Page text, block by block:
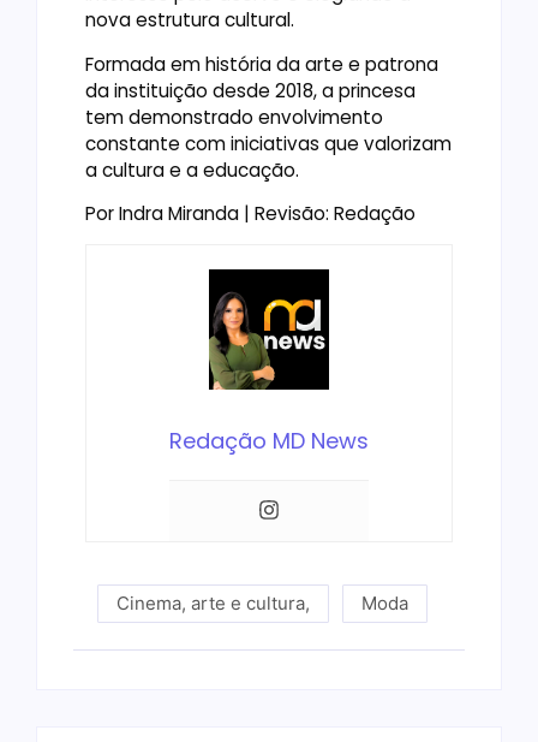
nova estrutura cultural.
Formada em história da arte e patrona
da instituição desde 2018, a princesa
tem demonstrado envolvimento
constante com iniciativas que valorizam
a cultura e a educação.
Por Indra Miranda | Revisão: Redação
Redação MD News
Cinema, arte e cultura, Moda